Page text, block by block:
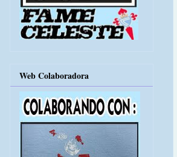
Web Colaboradora